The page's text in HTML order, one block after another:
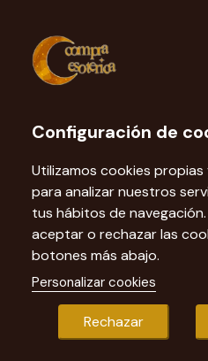
Inicio Velas Esotéricas Vela
Configuración de
Utilizamos cookies
para analizar nuestros
tus hábitos de navegación.
aceptar o rechazar las
botones más abajo.
Personalizar cookies
Rechazar